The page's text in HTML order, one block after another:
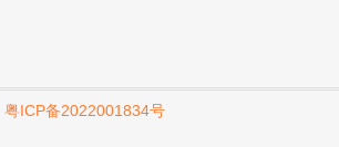
粤ICP备2022001834号